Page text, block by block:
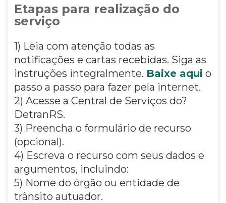
Etapas para realização do
serviço
1) Leia com atenção todas as
notificações e cartas recebidas. Siga as
instruções integralmente. Baixe aqui o
passo a passo para fazer pela internet.
2) Acesse a Central de Serviços do?
DetranRS.
3) Preencha o formulário de recurso
(opcional).
4) Escreva o recurso com seus dados e
argumentos, incluindo:
5) Nome do órgão ou entidade de
trânsito autuador.